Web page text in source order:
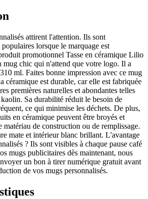
attirent l'attention. Ils sont
lorsque le marquage est
promotionnel Tasse en céramique Lilio
mug chic qui n'attend que votre logo. Il a
ml. Faites bonne impression avec ce mug
céramique est durable, car elle est fabriquée
premières naturelles et abondantes telles
Sa durabilité réduit le besoin de
ce qui minimise les déchets. De plus,
en céramique peuvent être broyés et
matériau de construction ou de remplissage.
mate et intérieur blanc brillant. L'avantage
? Ils sont visibles à chaque pause café
mugs publicitaires dès maintenant, nous
un bon à tirer numérique gratuit avant
de vos mugs personnalisés.